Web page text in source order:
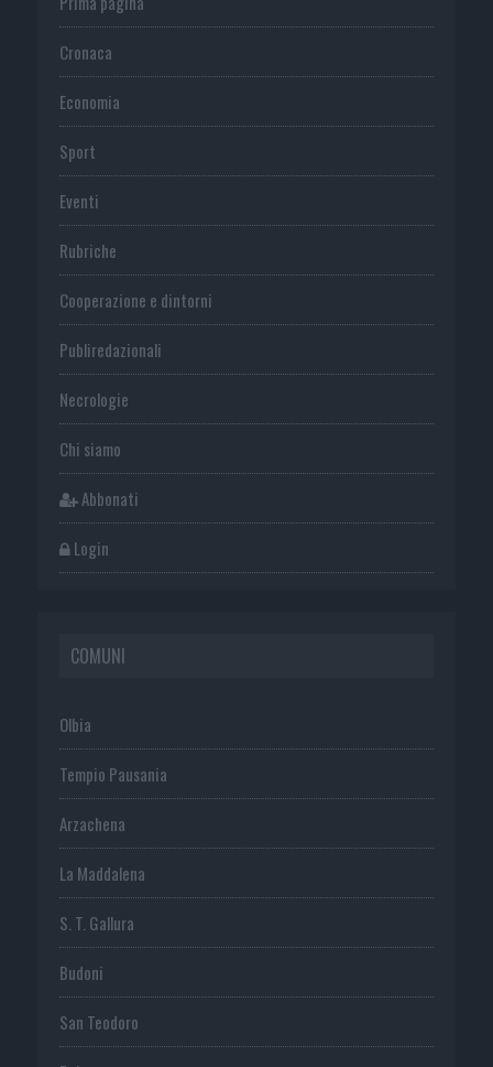
Cronaca
Economia
Sport
Eventi
Rubriche
Cooperazione e dintorni
Publiredazionali
Necrologie
Chi siamo
Abbonati
Login
COMUNI
Olbia
Tempio Pausania
Arzachena
La Maddalena
S. T. Gallura
Budoni
San Teodoro